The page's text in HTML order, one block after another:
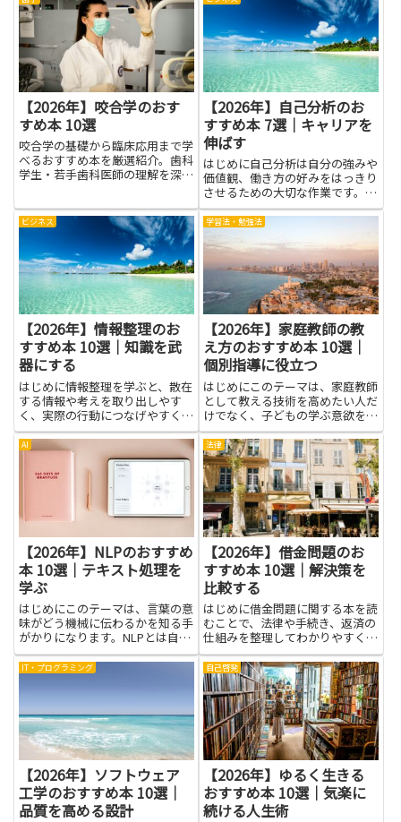
り方まで、実践的なヒントをわか
りやすくまとめています。忙しい
日でも、毎日数分の見直しや短
い...
力を育み、観察の精度を高める第
一歩になります。道具の使い方や
基本的な実験の流れを、難しく
な...
【2026年】咬合学のおす
すめ本 10選
咬合学の基礎から臨床応用まで学
べるおすすめ本を厳選紹介。歯科
学生・若手歯科医師の理解を深め
【2026年】自己分析のお
すすめ本 7選｜キャリアを
伸ばす
はじめに自己分析は自分の強みや
価値観、働き方の好みをはっきり
させるための大切な作業です。本
記事では、自己分析に役立つ本を
通して自分を理解し、キャリアの
方向性を見定める手助けをしま
す。言葉にして説明できるように
なると面接や仕事の選択での説得
ビジネス
【2026年】情報整理のお
すすめ本 10選｜知識を武
器にする
はじめに情報整理を学ぶと、散在
する情報や考えを取り出しやす
く、実際の行動につなげやすくな
ります。情報整理は単なるメモ術
やフォルダ分け以上のもので、考
えを構造化し、優先順位を明確に
することで時間や精神的な余裕を
生み出します。本記事が扱う情報
学習法・勉強法
【2026年】家庭教師の教
え方のおすすめ本 10選｜
個別指導に役立つ
はじめにこのテーマは、家庭教師
として教える技術を高めたい人だ
けでなく、子どもの学ぶ意欲を引
き出したい保護者にも役立ちま
す。家庭教師の教え方を知ると、
授業の流れをつかみやすくなり、
難しい語を使わずにわかりやすく
伝える力がつきます。子どもの理
解...
AI
【2026年】NLPのおすすめ
本 10選｜テキスト処理を
学ぶ
はじめにこのテーマは、言葉の意
味がどう機械に伝わるかを知る手
がかりになります。NLPとは自然
言語処理のことを指し、テキスト
処理を学ぶ道具として役立ちま
最初から覚える必要はなく、日常
る...
法律
【2026年】借金問題のお
すすめ本 10選｜解決策を
比較する
はじめに借金問題に関する本を読
むことで、法律や手続き、返済の
仕組みを整理してわかりやすく理
解できます。複数の解決策を比較
して学べば、自分の状況に合った
選択肢が見えやすくなり、専門用
語に不安がある人も段階を追って
知識を身につけられます。知識
が...
IT・プログラミング
【2026年】ソフトウェア
工学のおすすめ本 10選｜
品質を高める設計
自己啓発
【2026年】ゆるく生きる
おすすめ本 10選｜気楽に
続ける人生術